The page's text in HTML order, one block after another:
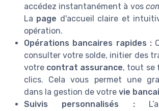
accédez instantanément à vos
La page d'accueil claire et
opération.
Opérations bancaires rapides :
consulter votre solde, initier des
votre contrat assurance, tout se
clics. Cela vous permet une
dans la gestion de votre vie
Suivis personnalisés :